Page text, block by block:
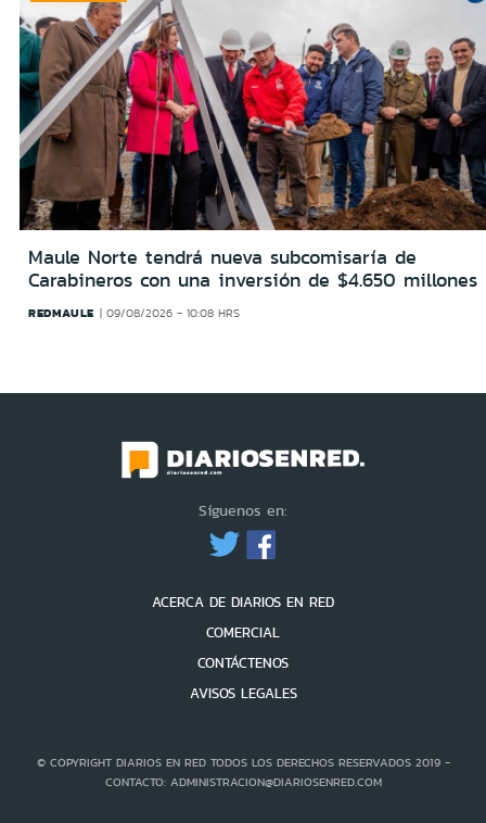
Maule Norte tendrá nueva subcomisaría de
Carabineros con una inversión de $4.650 millones
REDMAULE 09/08/2026 - 10:08 HRS
Síguenos en:
ACERCA DE DIARIOS EN RED
COMERCIAL
CONTÁCTENOS
AVISOS LEGALES
© COPYRIGHT DIARIOS EN RED TODOS LOS DERECHOS RESERVADOS 2019 -
CONTACTO: ADMINISTRACION@DIARIOSENRED.COM